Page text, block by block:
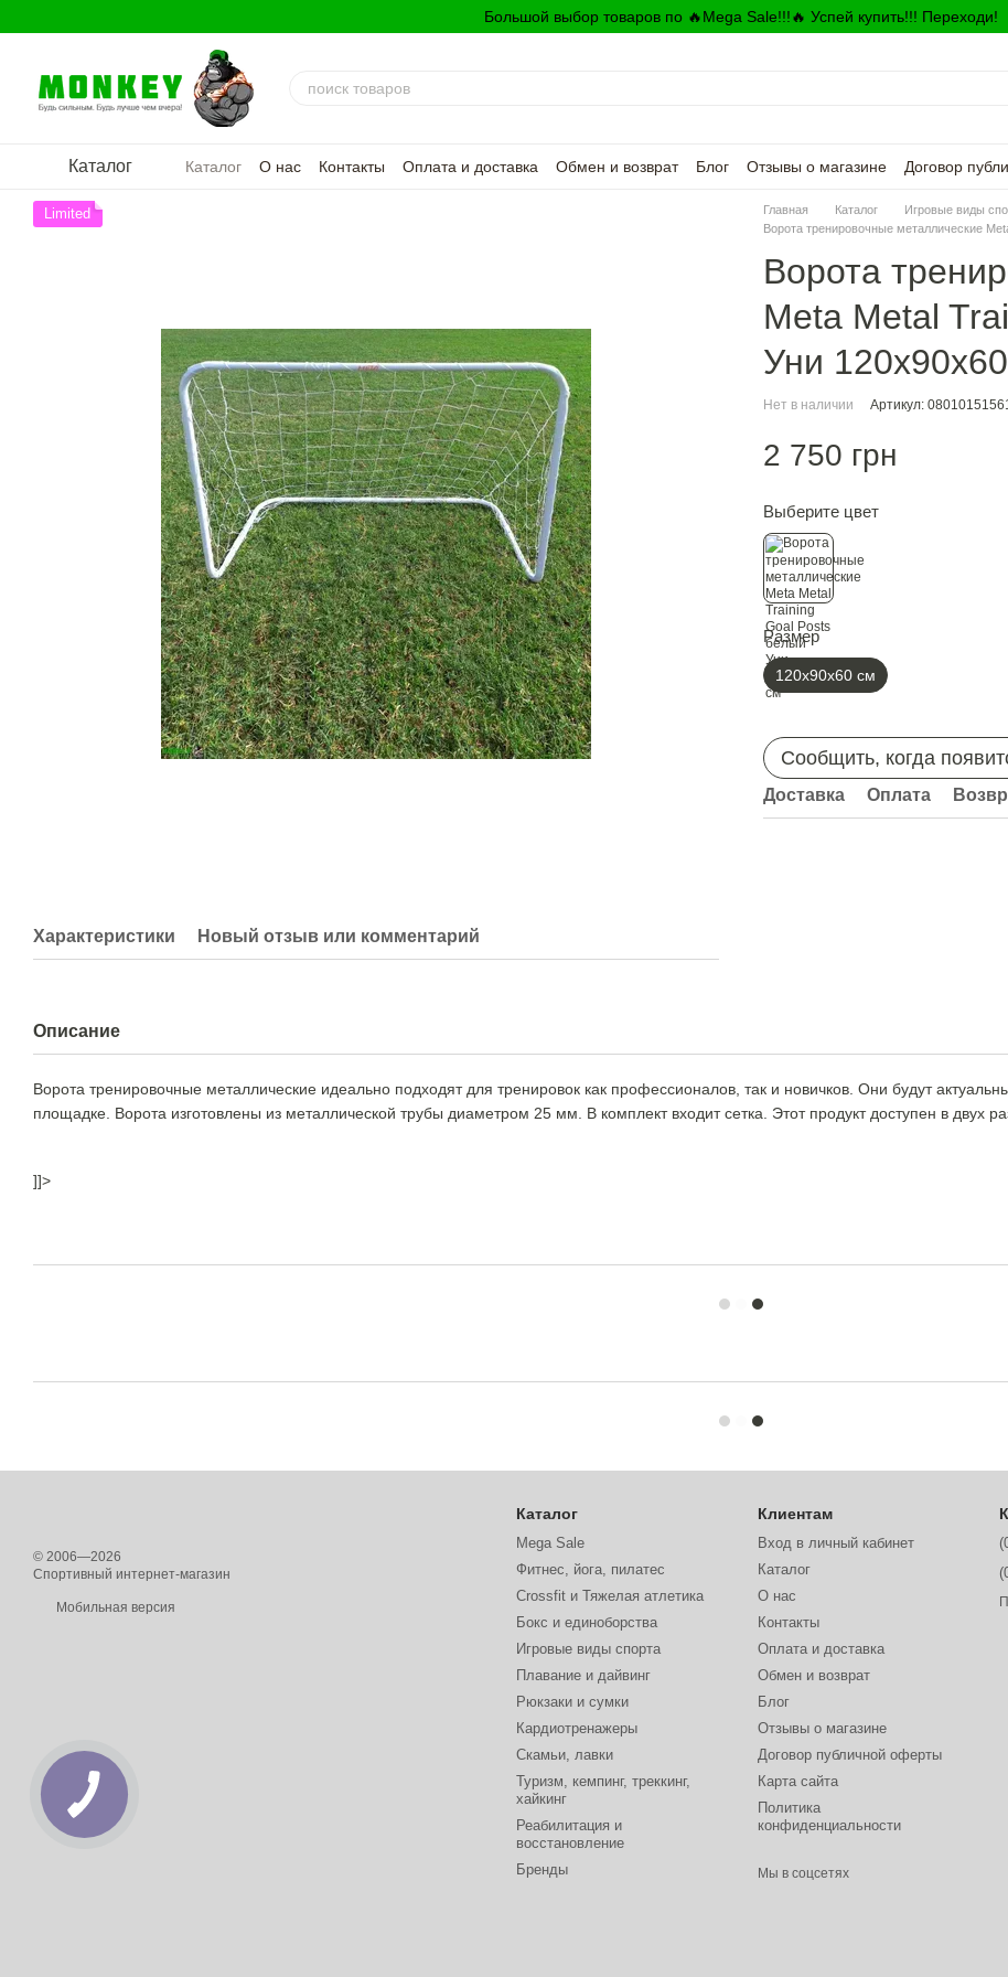
Большой выбор товаров по 🔥Mega Sale!!!🔥 Успей купить!!! Переходи!
Каталог Каталог О нас Контакты Оплата и доставка Обмен и возврат Блог Отзывы о магазине
Договор
Limited
Характеристики Новый отзыв или комментарий
Главная Каталог Игровые виды
Ворота тренировочные металлические
Ворота
Meta Metal
Уни
Нет в наличии Артикул:
2 750 грн
Выберите цвет
Размер
120х90х60 см
Сообщить, когда
Доставка Оплата
Описание
Ворота тренировочные металлические идеально подходят для тренировок как профессионалов, так и новичков. Они будут
площадке. Ворота изготовлены из металлической трубы диаметром 25 мм. В комплект входит сетка. Этот продукт доступен в двух
]]>
© 2006—2026
Спортивный интернет-магазин
Мобильная версия
Каталог
Mega Sale
Фитнес, йога, пилатес
Crossfit и Тяжелая атлетика
Бокс и единоборства
Игровые виды спорта
Плавание и дайвинг
Рюкзаки и сумки
Кардиотренажеры
Скамьи, лавки
Туризм, кемпинг, треккинг,
хайкинг
Реабилитация и
восстановление
Бренды
Клиентам
Вход в личный кабинет
Каталог
О нас
Контакты
Оплата и доставка
Обмен и возврат
Блог
Отзывы о магазине
Договор публичной оферты
Карта сайта
Политика
конфиденциальности
Мы в соцсетях